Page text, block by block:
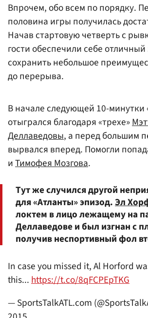
Впрочем, обо всем по порядку.
половина игры получилась
Начав стартовую четверть с
гости обеспечили себе
сохранить небольшое
до перерыва.
В начале следующей 10-минутки
отыгрался благодаря «трехе»
Деллаведовы, а перед большим
вырвался вперед. Помогли
иТимофея Мозгова.
Тут же случился другой
для «Атланты» эпизод.Эл
локтем в лицо лежащему на
Деллаведове и был изгнан с
получив неспортивный фол
In case you missed it, Al Horford
this...https://t.co/8qFCPEpTKG
— SportsTalkATL.com